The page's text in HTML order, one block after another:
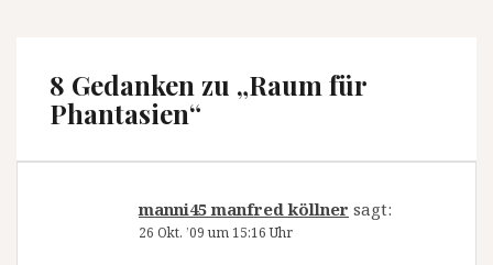
8 Gedanken zu „Raum für
Phantasien“
manni45 manfred köllner sagt:
26 Okt. ’09 um 15:16 Uhr